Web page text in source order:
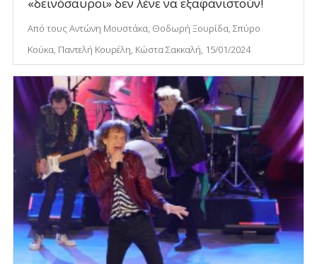
Από τους Αντώνη Μουστάκα, Θοδωρή Ξουρίδα, Σπύρο
Κούκα, Παντελή Κουρέλη, Κώστα Σακκαλή, 15/01/2024